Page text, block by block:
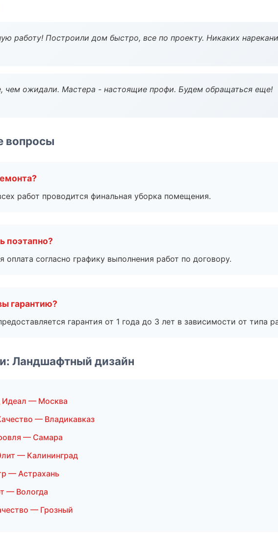
работу! Построили дом быстро, все по проекту. Никаких
чем ожидали. Мастера - настоящие профи. Будем обращаться еще!
вопросы
работ проводится финальная уборка помещения.
поэтапно?
оплата согласно графику выполнения работ по договору.
гарантию?
гарантия от 1 года до 3 лет в зависимости от типа
Ландшафтный дизайн
Идеал — Москва
— Владикавказ
— Самара
— Калининград
— Астрахань
— Вологда
— Грозный